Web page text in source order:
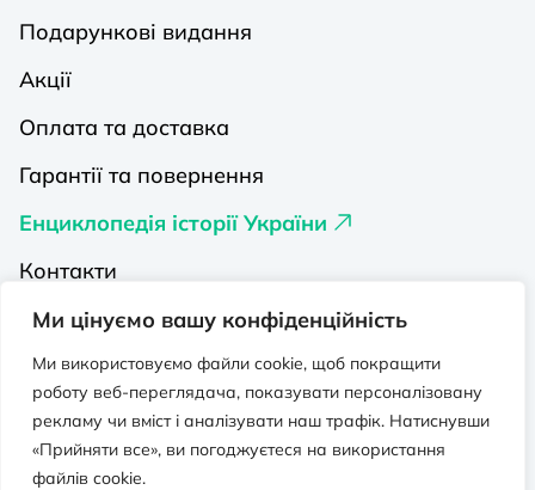
Ми цінуємо вашу конфіденційність
Ми використовуємо файли cookie, щоб покращити
роботу веб-переглядача, показувати персоналізовану
рекламу чи вміст і аналізувати наш трафік. Натиснувши
«Прийняти все», ви погоджуєтеся на використання
файлів cookie.
Подарункові видання
Акції
Оплата та доставка
Гарантії та повернення
Енциклопедія історії України
Контакти
Про нас
Видавництва на Порталі
Політика конфіденційності
Публічна оферта